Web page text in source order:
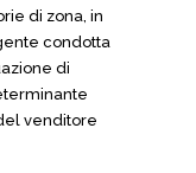
di zona, in
condotta
di
venditore